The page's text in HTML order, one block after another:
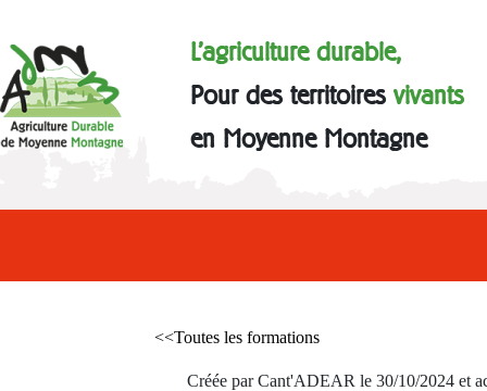
L'agriculture durable,
Pour des territoiresvivants
en Moyenne Montagne
<<Toutes les formations
Créée par Cant'ADEAR le 30/10/2024 et